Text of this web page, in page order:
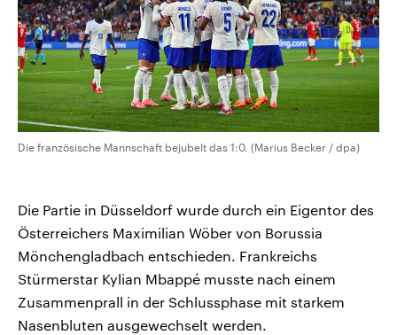
Die französische Mannschaft bejubelt das 1:0. (Marius Becker / dpa)
Die Partie in Düsseldorf wurde durch ein Eigentor des
Österreichers Maximilian Wöber von Borussia
Mönchengladbach entschieden. Frankreichs
Stürmerstar Kylian Mbappé musste nach einem
Zusammenprall in der Schlussphase mit starkem
Nasenbluten ausgewechselt werden.